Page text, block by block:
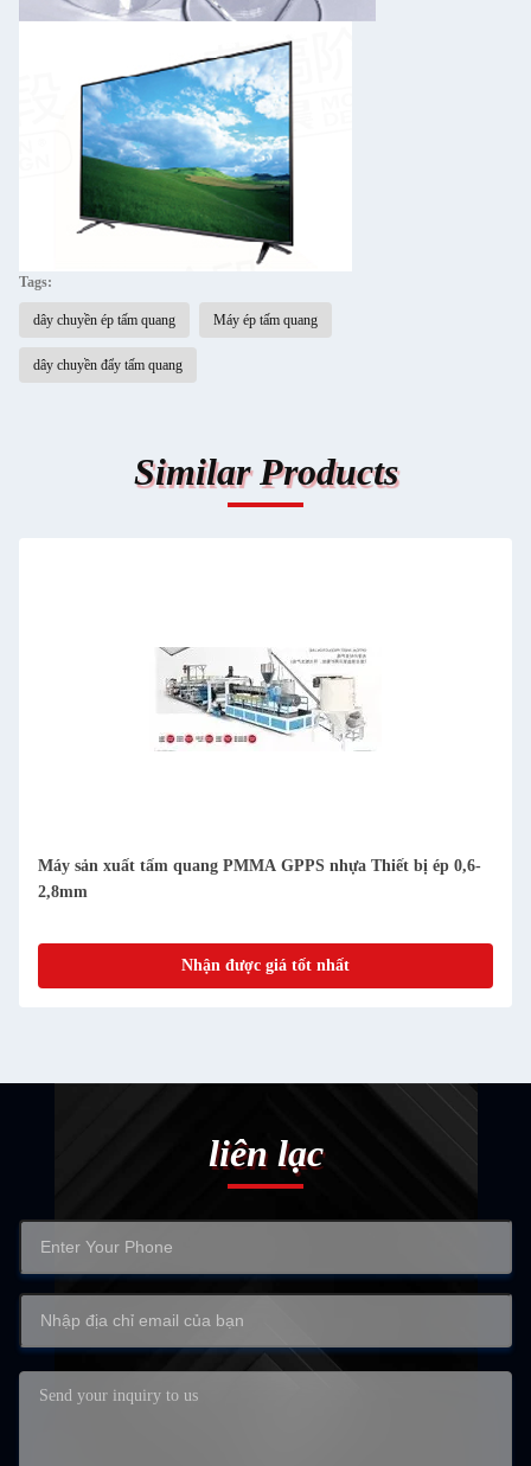
Tags:
dây chuyền ép tấm quang Máy ép tấm quang
dây chuyền đẩy tấm quang
Similar Products
Máy sản xuất tấm quang PMMA GPPS nhựa Thiết bị ép 0,6-
2,8mm
Nhận được giá tốt nhất
liên lạc